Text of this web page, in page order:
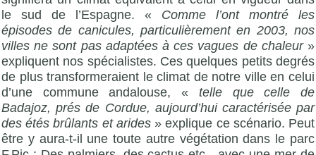
le sud de l’Espagne. « Comme l’ont montré les
épisodes de canicules, particulièrement en 2003, nos
villes ne sont pas adaptées à ces vagues de chaleur»
expliquent nos spécialistes. Ces quelques petits degrés
de plus transformeraient le climat de notre ville en celui
d’une commune andalouse, « telle que celle de
Badajoz, prés de Cordue, aujourd’hui caractérisée par
des étés brûlants et arides» explique ce scénario. Peut
être y aura-t-il une toute autre végétation dans le parc